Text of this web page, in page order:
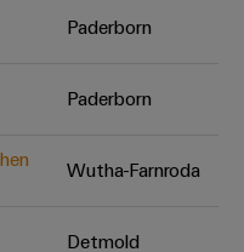
Unsere Neuheiten
im BereichPaderborn
Paderborn
Wutha-Farnroda
Detmold